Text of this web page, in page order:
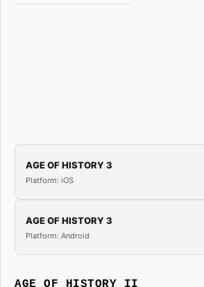
AGE OF HISTORY 3
Platform: iOS
AGE OF HISTORY 3
Platform: Android
AGE OF HISTORY II